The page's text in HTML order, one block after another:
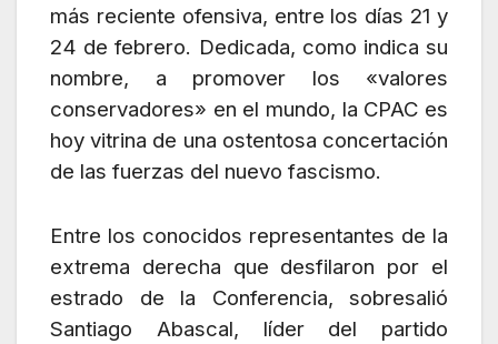
más reciente ofensiva, entre los días 21 y
24 de febrero. Dedicada, como indica su
nombre, a promover los «valores
conservadores» en el mundo, la CPAC es
hoy vitrina de una ostentosa concertación
de las fuerzas del nuevo fascismo.
Entre los conocidos representantes de la
extrema derecha que desfilaron por el
estrado de la Conferencia, sobresalió
Santiago Abascal, líder del partido